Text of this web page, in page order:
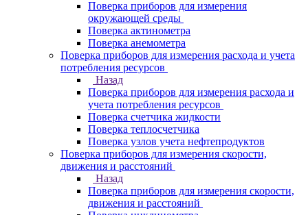
Поверка приборов для измерения
окружающей среды
Поверка актинометра
Поверка анемометра
Поверка приборов для измерения расхода и учета
потребления ресурсов
Назад
Поверка приборов для измерения расхода и
учета потребления ресурсов
Поверка счетчика жидкости
Поверка теплосчетчика
Поверка узлов учета нефтепродуктов
Поверка приборов для измерения скорости,
движения и расстояний
Назад
Поверка приборов для измерения скорости,
движения и расстояний